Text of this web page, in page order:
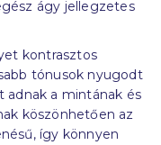
ágy jellegzetes
kontrasztos
tónusok nyugodt
a mintának és
köszönhetően az
így könnyen